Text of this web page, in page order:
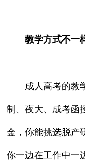
教学方式不一
成人高考的教学
制、夜大、成考函
金，你能挑选脱产
你一边在工作中一